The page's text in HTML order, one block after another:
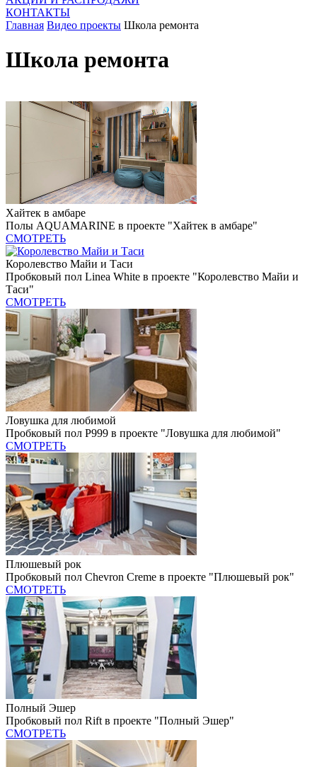
КОНТАКТЫ
Главная Видео проекты Школа ремонта
Школа ремонта
Хайтек в амбаре
Полы AQUAMARINE в проекте "Хайтек в амбаре"
СМОТРЕТЬ
Королевство Майи и Таси
Пробковый пол Linea White в проекте "Королевство Майи и
Таси"
СМОТРЕТЬ
Ловушка для любимой
Пробковый пол P999 в проекте "Ловушка для любимой"
СМОТРЕТЬ
Плюшевый рок
Пробковый пол Chevron Creme в проекте "Плюшевый рок"
СМОТРЕТЬ
Полный Эшер
Пробковый пол Rift в проекте "Полный Эшер"
СМОТРЕТЬ